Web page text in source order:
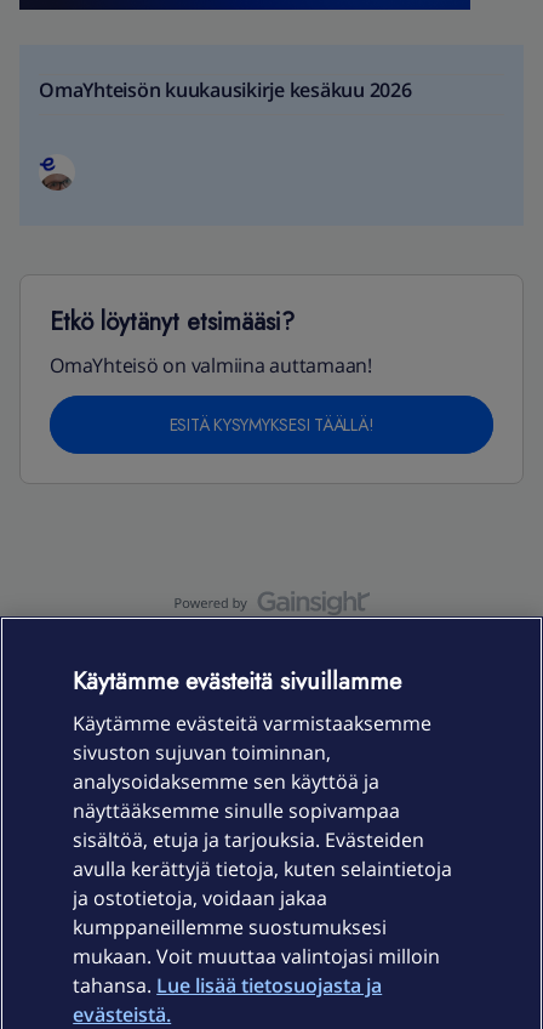
OmaYhteisön kuukausikirje kesäkuu 2026
Etkö löytänyt etsimääsi?
OmaYhteisö on valmiina auttamaan!
ESITÄ KYSYMYKSESI TÄÄLLÄ!
Laitteet & liittymät
Palvelut
Ajankohtaista
Käytämme evästeitä sivuillamme
Käytämme evästeitä varmistaaksemme
sivuston sujuvan toiminnan,
analysoidaksemme sen käyttöä ja
näyttääksemme sinulle sopivampaa
sisältöä, etuja ja tarjouksia. Evästeiden
avulla kerättyjä tietoja, kuten selaintietoja
ja ostotietoja, voidaan jakaa
kumppaneillemme suostumuksesi
mukaan. Voit muuttaa valintojasi milloin
tahansa. Lue lisää tietosuojasta ja
evästeistä.